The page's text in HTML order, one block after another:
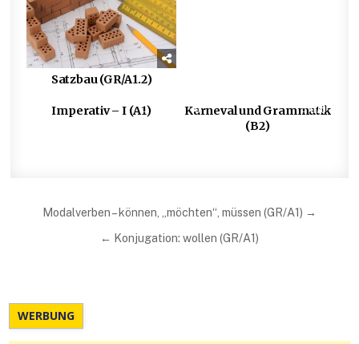
Satzbau (GR/A1.2)
2883
Imperativ – I (A1) 0 1170
Karneval und Grammatik
(B2)
Beitragsnavigation
Modalverben – können, „möchten“, müssen (GR/A1) →
← Konjugation: wollen (GR/A1)
WERBUNG